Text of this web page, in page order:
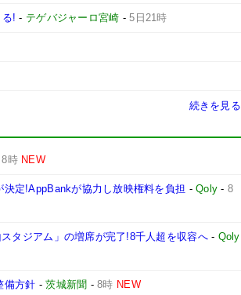
! - テゲバジャーロ宮崎 -5日21時
続きを見る
8時 NEW
定!AppBankが協力し放映権料を負担 -Qoly - 8
タジアム」の増席が完了!8千人超を収容へ- Qoly
備方針 -茨城新聞 -8時 NEW